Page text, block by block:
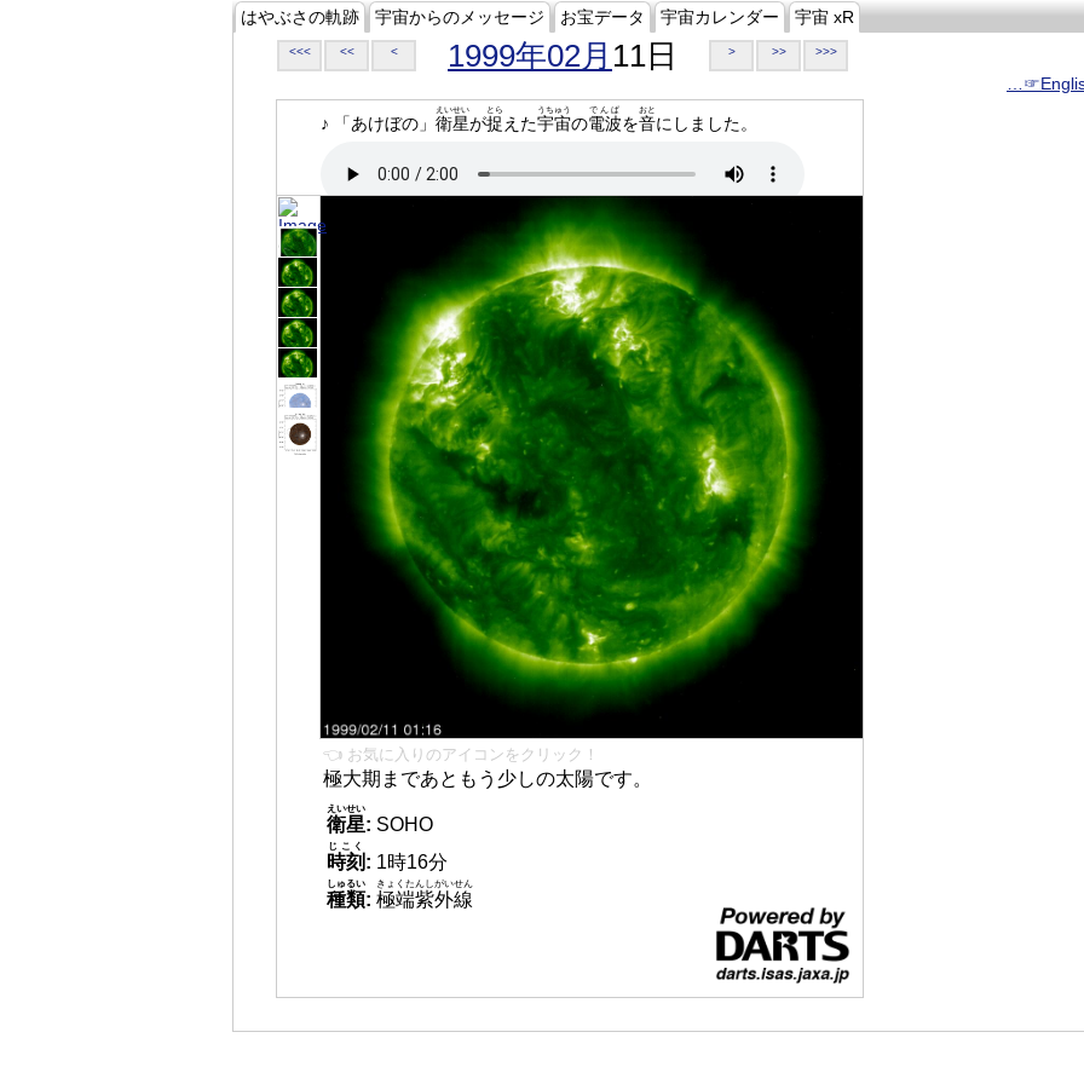
はやぶさの軌跡 宇宙からのメッセージ お宝データ 宇宙カレンダー 宇宙 xR
<<< << < 1999年02月 11日 > >> >>>
♪ 「あけぼの」 衛星
えいせい
が捉
とら
えた宇宙
うちゅう
の電波
でんぱ
を音
おと
にしました。
👈 お気に入りのアイコンをクリック！
極大期まであともう少しの太陽です。
衛星
えいせい
: SOHO
時刻
じこく
: 1時16分
種類
しゅるい
: 極端紫外線
きょくたんしがいせん